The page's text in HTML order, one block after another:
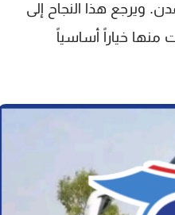
ويرجع هذا النجاح إلى
منها خياراً أساسياً